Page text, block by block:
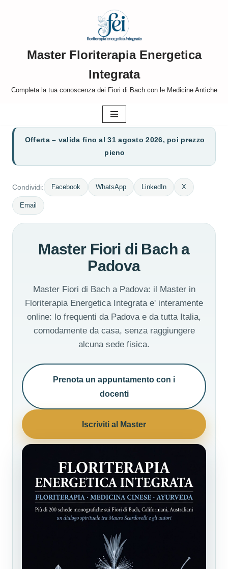
contenutoMaster Floriterapia Energetica
Integrata
Completa la tua conoscenza dei Fiori di Bach con le Medicine Antiche
Offerta – valida fino al 31 agosto 2026, poi prezzo
pieno
Condividi: Facebook WhatsApp LinkedIn X
Email
Master Fiori di Bach a
Padova
Master Fiori di Bach a Padova: il Master in
Floriterapia Energetica Integrata e' interamente
online: lo frequenti da Padova e da tutta Italia,
comodamente da casa, senza raggiungere
alcuna sede fisica.
Prenota un appuntamento con i
docenti
Iscriviti al Master